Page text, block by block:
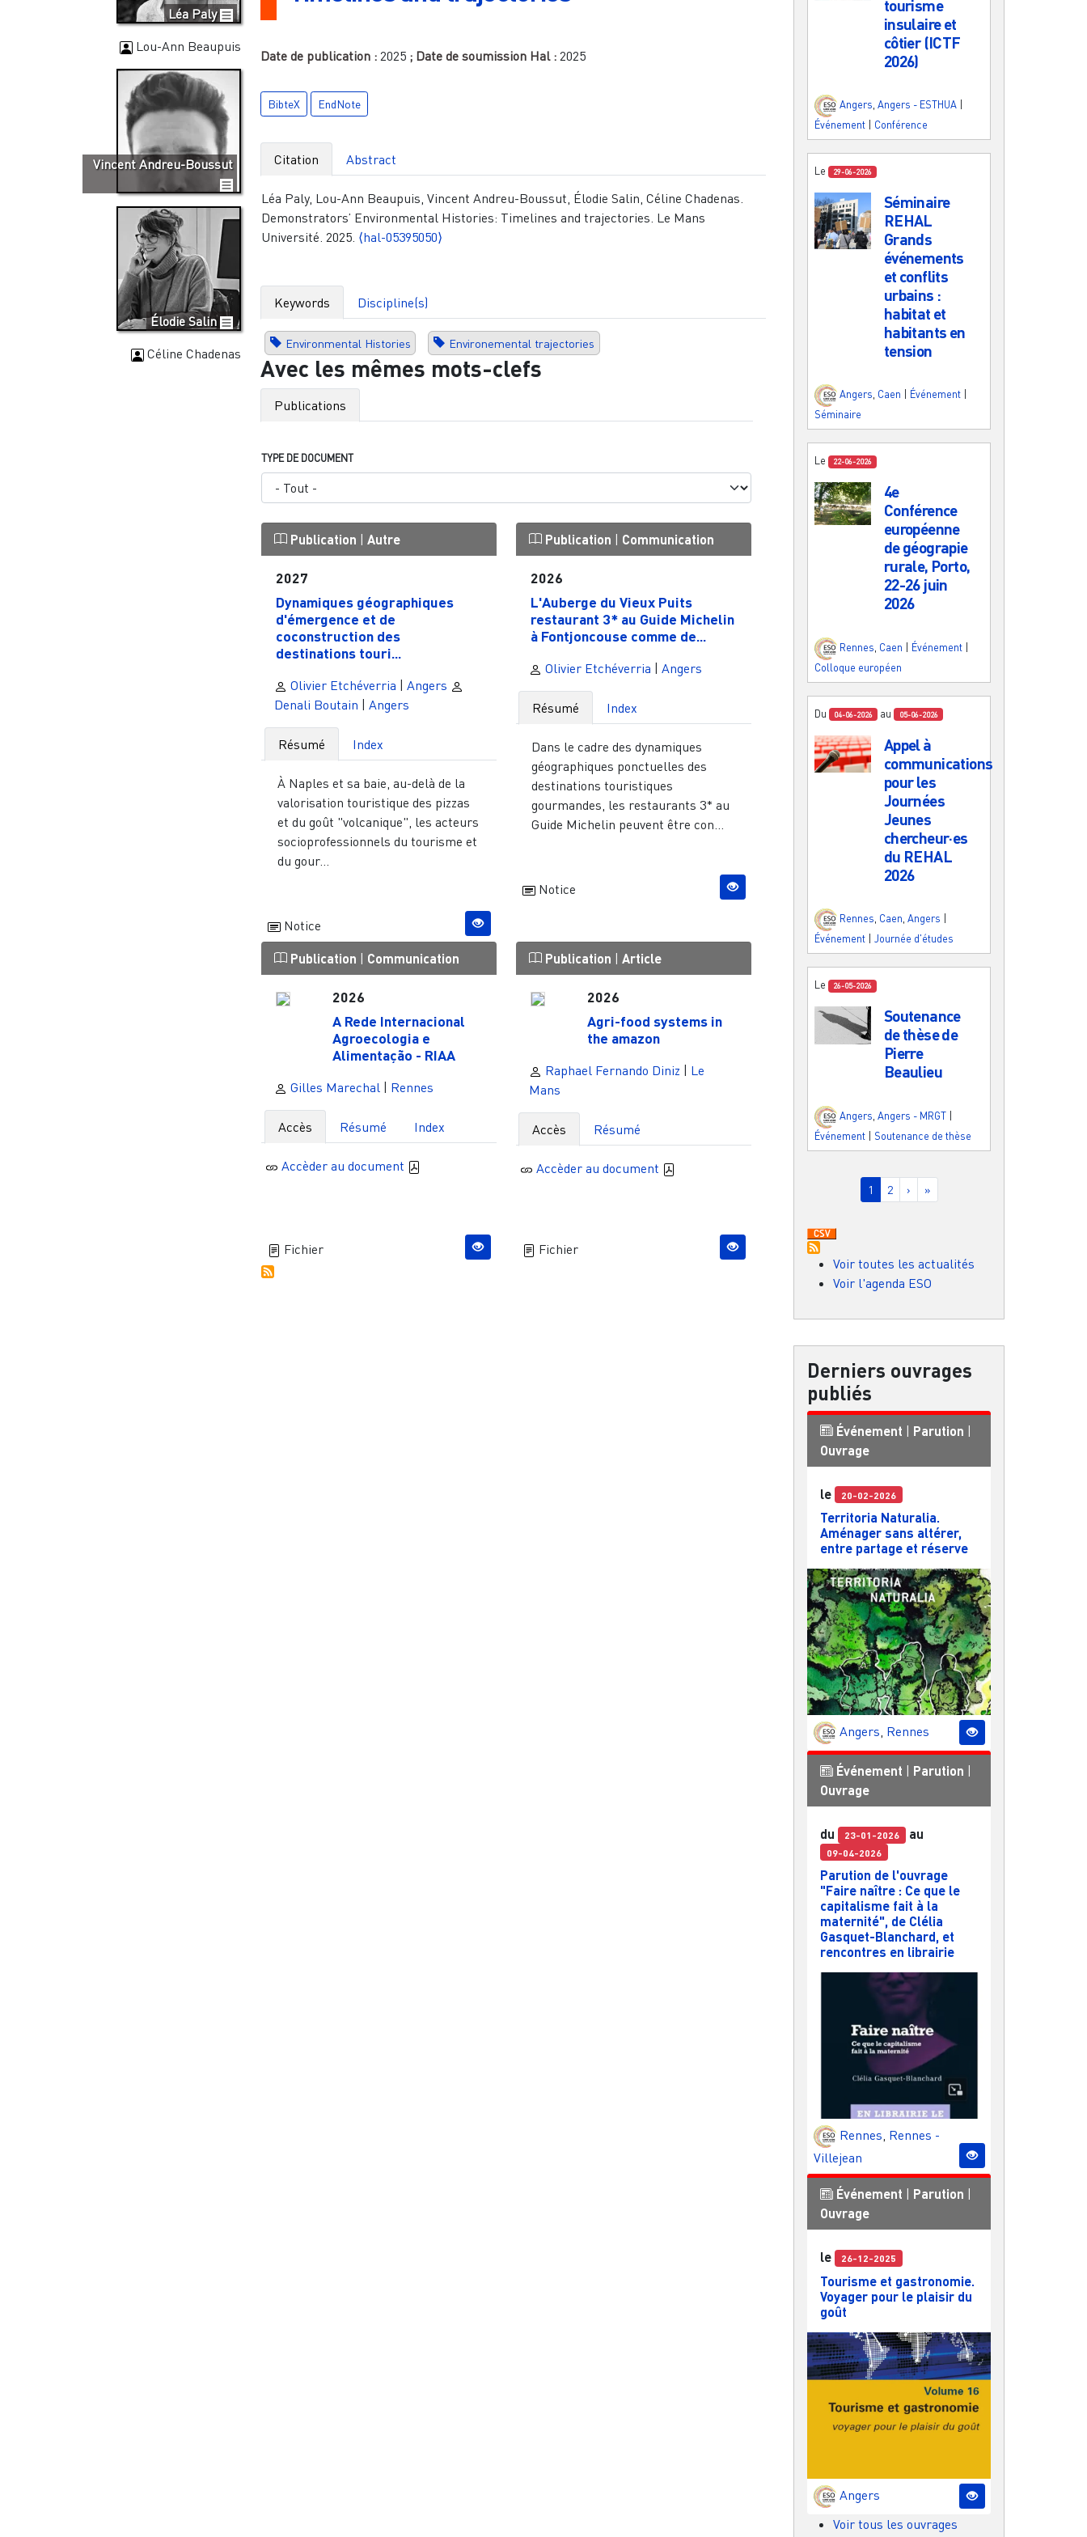
Léa Paly
Lou-Ann Beaupuis
Vincent Andreu-Boussut
Élodie Salin
Céline Chadenas
Date de publication : 2025 ; Date de soumission Hal : 2025
BibteX EndNote
Citation Abstract
Léa Paly, Lou-Ann Beaupuis, Vincent Andreu-Boussut, Élodie Salin, Céline Chadenas.
Demonstrators’ Environmental Histories: Timelines and trajectories. Le Mans
Université. 2025. ⟨hal-05395050⟩
Keywords Discipline(s)
Environmental Histories Environemental trajectories
Avec les mêmes mots-clefs
Publications
TYPE DE DOCUMENT
Publication |Autre
2027
Dynamiques géographiques
d'émergence et de
coconstruction des
destinations touri...
Olivier Etchéverria |Angers
Denali Boutain |Angers
Résumé Index
À Naples et sa baie, au-delà de la
valorisation touristique des pizzas
et du goût "volcanique", les acteurs
socioprofessionnels du tourisme et
du gour...
Notice
Publication | Communication
2026
L'Auberge du Vieux Puits
restaurant 3* au Guide Michelin
à Fontjoncouse comme de...
Olivier Etchéverria |Angers
Résumé Index
Dans le cadre des dynamiques
géographiques ponctuelles des
destinations touristiques
gourmandes, les restaurants 3* au
Guide Michelin peuvent être con...
Notice
Publication | Communication
2026
A Rede Internacional
Agroecologia e
Alimentação - RIAA
Gilles Marechal Rennes
Accès Résumé Index
Accèder au document
Fichier
Publication |Article
2026
Agri-food systems in
the amazon
Raphael Fernando Diniz
Le
Mans
Accès Résumé
Accèder au document
Fichier
tourisme
insulaire et
côtier (ICTF
2026)
Angers Angers - ESTHUA
Événement
Conférence
Le 29-06-2026
Séminaire
REHAL
Grands
événements
et conflits
urbains :
habitat et
habitants en
tension
Angers, Caen Événement
Séminaire
Le 22-06-2026
4e
Conférence
européenne
de géograpie
rurale, Porto,
22-26 juin
2026
Rennes Caen Événement
Colloque européen
Du 04-06-2026 au 05-06-2026
Appel à
communications
pour les
Journées
Jeunes
chercheur·es
du REHAL
2026
Rennes, Caen, Angers
Événement
Journée d'études
Le 26-05-2026
Soutenance
de thèse de
Pierre
Beaulieu
Angers Angers - MRGT
Événement | Soutenance de thèse
Pagination
Page courante
1 Page
2 Page suivante
› Dernière page
»
Voir toutes les actualités
Voir l'agenda ESO
Derniers ouvrages
publiés
Événement | Parution |
Ouvrage
le 20-02-2026
Territoria Naturalia.
Aménager sans altérer,
entre partage et réserve
Angers, Rennes
Événement Parution
Ouvrage
du 23-01-2026 au
09-04-2026
Parution de l'ouvrage
"Faire naître : Ce que le
capitalisme fait à la
maternité", de Clélia
Gasquet-Blanchard, et
rencontres en librairie
Rennes, Rennes -
Villejean
Événement Parution
Ouvrage
le 26-12-2025
Tourisme et gastronomie.
Voyager pour le plaisir du
goût
Angers
Voir tous les ouvrages